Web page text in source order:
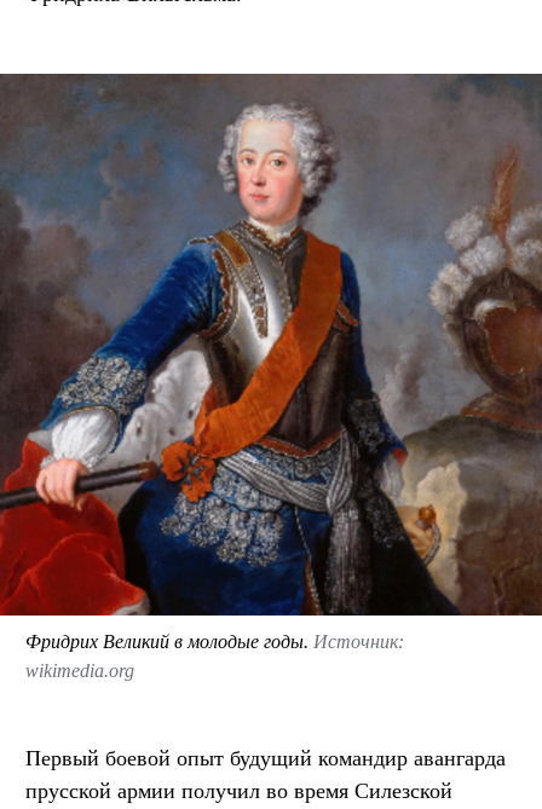
Фридрих Великий в молодые годы. Источник:
wikimedia.org
Первый боевой опыт будущий командир авангарда
прусской армии получил во время Силезской